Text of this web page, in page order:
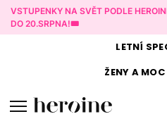
VSTUPENKY NA SVĚT PODLE
DO 20.SRPNA!🎟️
LETNÍ
ŽENY AMOC